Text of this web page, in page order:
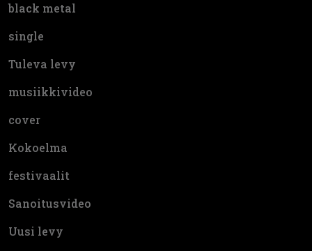
black metal
single
Tuleva levy
musiikkivideo
cover
Kokoelma
festivaalit
Sanoitusvideo
Uusi levy